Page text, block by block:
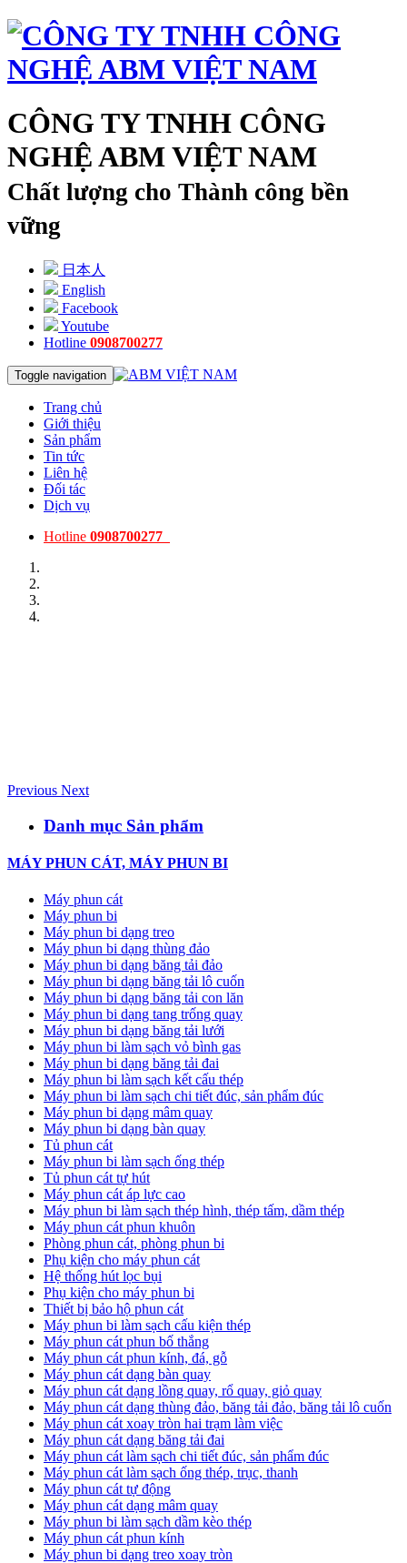
CÔNG TY TNHH CÔNG
NGHỆ ABM VIỆT NAM
Chất lượng cho Thành công bền
vững
日本人
English
Facebook
Youtube
Hotline 0908700277
Toggle navigation
Trang chủ
Giới thiệu
Sản phẩm
Tin tức
Liên hệ
Đối tác
Dịch vụ
Hotline 0908700277
Previous Next
Danh mục Sản phẩm
MÁY PHUN CÁT, MÁY PHUN BI
Máy phun cát
Máy phun bi
Máy phun bi dạng treo
Máy phun bi dạng thùng đảo
Máy phun bi dạng băng tải đảo
Máy phun bi dạng băng tải lô cuốn
Máy phun bi dạng băng tải con lăn
Máy phun bi dạng tang trống quay
Máy phun bi dạng băng tải lưới
Máy phun bi làm sạch vỏ bình gas
Máy phun bi dạng băng tải đai
Máy phun bi làm sạch kết cấu thép
Máy phun bi làm sạch chi tiết đúc, sản phẩm đúc
Máy phun bi dạng mâm quay
Máy phun bi dạng bàn quay
Tủ phun cát
Máy phun bi làm sạch ống thép
Tủ phun cát tự hút
Máy phun cát áp lực cao
Máy phun bi làm sạch thép hình, thép tấm, dầm thép
Máy phun cát phun khuôn
Phòng phun cát, phòng phun bi
Phụ kiện cho máy phun cát
Hệ thống hút lọc bụi
Phụ kiện cho máy phun bi
Thiết bị bảo hộ phun cát
Máy phun bi làm sạch cấu kiện thép
Máy phun cát phun bố thắng
Máy phun cát phun kính, đá, gỗ
Máy phun cát dạng bàn quay
Máy phun cát dạng lồng quay, rổ quay, giỏ quay
Máy phun cát dạng thùng đảo, băng tải đảo, băng tải lô cuốn
Máy phun cát xoay tròn hai trạm làm việc
Máy phun cát dạng băng tải đai
​Máy phun cát làm sạch chi tiết đúc, sản phẩm đúc
Máy phun cát làm sạch ống thép, trục, thanh
Máy phun cát tự động
​Máy phun cát dạng mâm quay
Máy phun bi làm sạch dầm kèo thép
Máy phun cát phun kính
Máy phun bi dạng treo xoay tròn